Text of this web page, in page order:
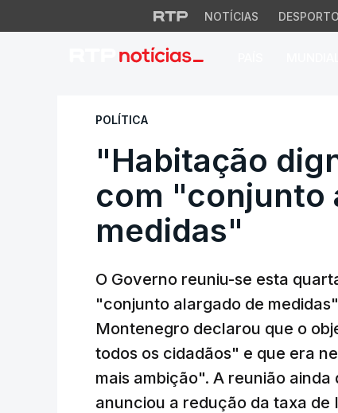
NOTÍCIAS DESPORTO
"Habitação
POLÍTICA
"Habitação
com "conjunto
medidas"
O Governo reuniu-se esta
"conjunto alargado de
Montenegro declarou que o
todos os cidadãos" e que era
mais ambição". A reunião
anunciou a redução da taxa